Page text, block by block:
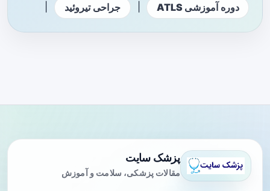
دوره آموزشی ATLS جراحی تیروئید
پزشک سایت
مقالات پزشکی، سلامت و آموزش